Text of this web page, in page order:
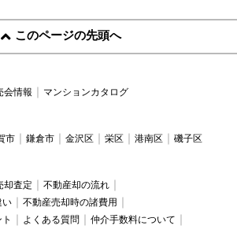
このページの先頭へ
会情報 マンションカタログ
市 鎌倉市 金沢区 栄区 港南区 磯子区
却査定
不動産却の流れ
い
不動産売却時の諸費用
よくある質問
仲介手数料について